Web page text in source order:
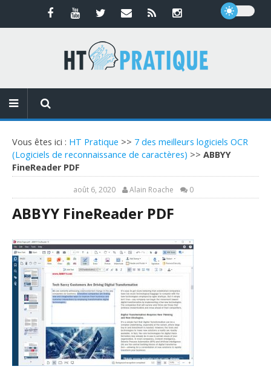
Vous êtes ici : HT Pratique >> 7 des meilleurs logiciels OCR
(Logiciels de reconnaissance de caractères) >> ABBYY
FineReader PDF
août 6, 2020 Alain Roache 0
ABBYY FineReader PDF